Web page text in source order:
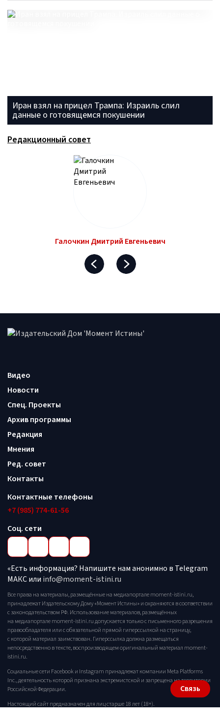
Иран взял на прицел Трампа: Израиль слил
данные о готовящемся покушении
Редакционный совет
Галочкин Дмитрий Евгеньевич
Видео
Новости
Спец. Проекты
Архив программы
Редакция
Мнения
Ред. совет
Контакты
Контактные телефоны
+7 (985) 774-61-56
Соц. сети
«Есть информация? Напишите нам анонимно в Telegram
МАКС или info@moment-istini.ru
Все права на материалы, размещённые на медиапортале moment-istini.ru,
принадлежат Издательскому Дому «Момент Истины» и охраняются в соответствии
с законодательством РФ. Использование материалов, размещённых
на медиапортале moment-istini.ru допускается только с письменного разрешения
правообладателя или с обязательной прямой гиперссылкой на страницу,
с которой материал заимствован. Гиперссылка должна размещаться
непосредственно в тексте, воспроизводящем оригинальный материал moment-
istini.ru.
Социальные сети Facebook и Instagram принадлежат компании Meta Platforms
Inc., деятельность которой признана экстремистской и запрещена на территории
Российской Федерации.
Настоящий сайт предназначен для лиц старше 18 лет (18+).
Связь